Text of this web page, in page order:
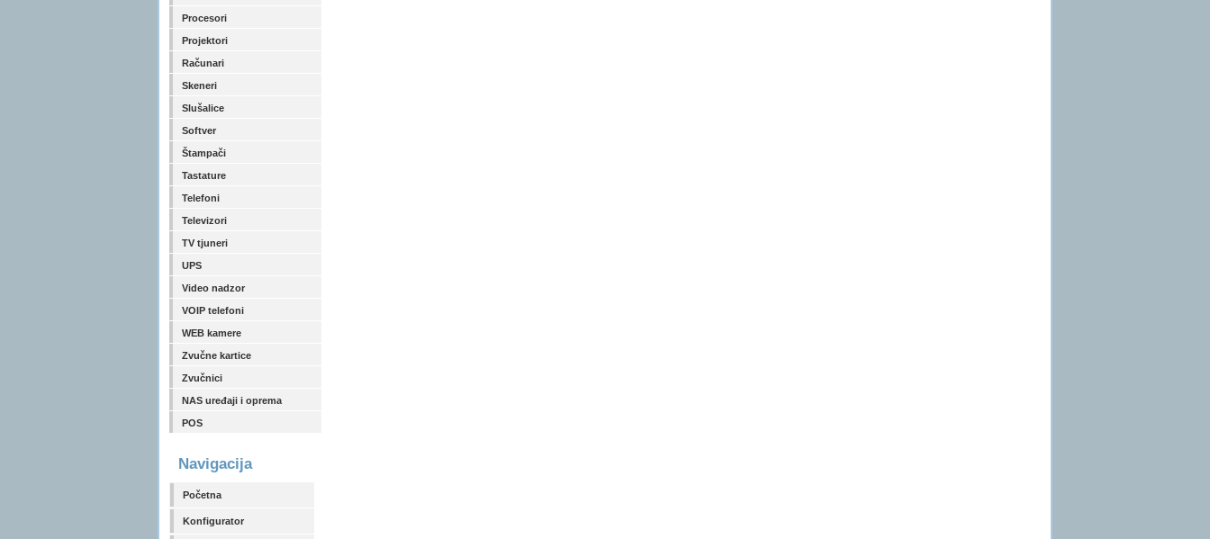
Procesori
Projektori
Računari
Skeneri
Slušalice
Softver
Štampači
Tastature
Telefoni
Televizori
TV tjuneri
UPS
Video nadzor
VOIP telefoni
WEB kamere
Zvučne kartice
Zvučnici
NAS uređaji i oprema
POS
Navigacija
Početna
Konfigurator